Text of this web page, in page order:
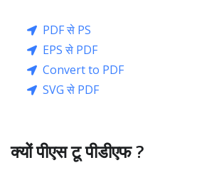
PDF से PS
EPS से PDF
Convert to PDF
SVG से PDF
क्यों पीएस टू पीडीएफ ?